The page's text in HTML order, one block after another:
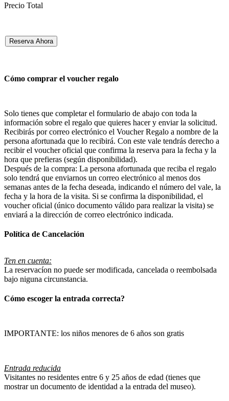
Precio Total
Reserva Ahora
Cómo comprar el voucher regalo
Solo tienes que completar el formulario de abajo con toda la
información sobre el regalo que quieres hacer y enviar la solicitud.
Recibirás por correo electrónico el Voucher Regalo a nombre de la
persona afortunada que lo recibirá. Con este vale tendrás derecho a
recibir el voucher oficial que confirma la reserva para la fecha y la
hora que prefieras (según disponibilidad).
Después de la compra: La persona afortunada que reciba el regalo
solo tendrá que enviarnos un correo electrónico al menos dos
semanas antes de la fecha deseada, indicando el número del vale, la
fecha y la hora de la visita. Si se confirma la disponibilidad, el
voucher oficial (único documento válido para realizar la visita) se
enviará a la dirección de correo electrónico indicada.
Política de Cancelación
Ten en cuenta:
La reservacíon no puede ser modificada, cancelada o reembolsada
bajo niguna circunstancia.
Cómo escoger la entrada correcta?
IMPORTANTE: los niños menores de 6 años son gratis
Entrada reducida
Visitantes no residentes entre 6 y 25 años de edad (tienes que
mostrar un documento de identidad a la entrada del museo).